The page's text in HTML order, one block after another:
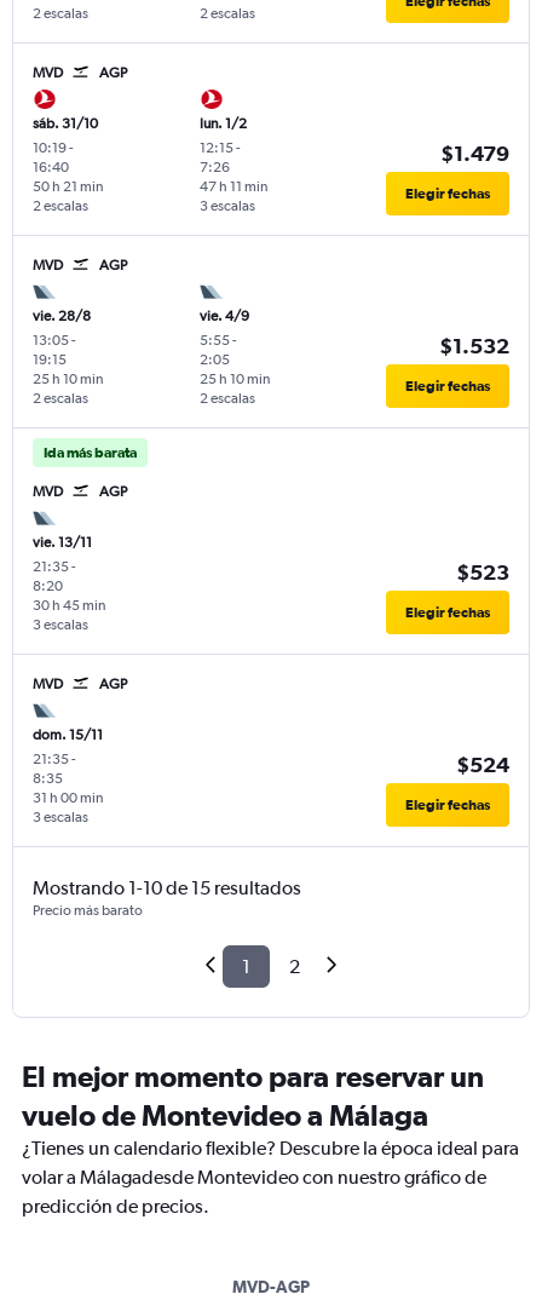
2 escalas
2 escalas
MVD AGP
sáb. 31/10
10:19-
16:40
2 escalas
50 h 21 min
lun. 1/2
12:15-
7:26
3 escalas
47 h 11 min
$1.479
Elegir fechas
MVD AGP
vie. 28/8
13:05-
19:15
2 escalas
25 h 10 min
vie. 4/9
5:55-
2:05
2 escalas
25 h 10 min
$1.532
Elegir fechas
Ida más barata
MVD AGP
vie. 13/11
21:35-
8:20
3 escalas
30 h 45 min
$523
Elegir fechas
MVD AGP
dom. 15/11
21:35-
8:35
3 escalas
31 h 00 min
$524
Elegir fechas
Mostrando 1-10 de 15 resultados
Precio más barato
1 2
El mejor momento para reservar un
vuelo de Montevideo a Málaga
¿Tienes un calendario flexible? Descubre la época ideal para
volar a Málagadesde Montevideo con nuestro gráfico de
predicción de precios.
MVD-AGP